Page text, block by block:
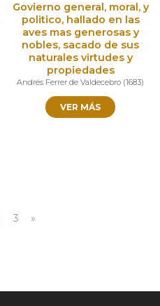
Govierno general, moral, y
politico, hallado en las
aves mas generosas y
nobles, sacado de sus
naturales virtudes y
propiedades
Andrés Ferrer de Valdecebro (1683)
VER MÁS
3 »